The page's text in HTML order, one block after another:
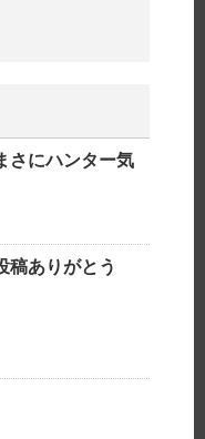
さにハンター気
稿ありがとう